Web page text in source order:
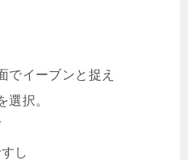
でイーブンと捉え
選択。
し